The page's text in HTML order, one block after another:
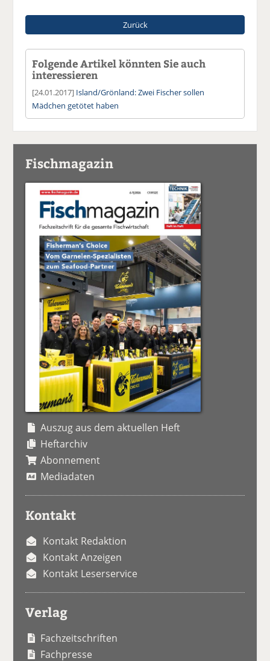
Zurück
Folgende Artikel könnten Sie auch
interessieren
[24.01.2017] Island/Grönland: Zwei Fischer sollen
Mädchen getötet haben
Fischmagazin
Auszug aus dem aktuellen Heft
Heftarchiv
Abonnement
Mediadaten
Kontakt
Kontakt Redaktion
Kontakt Anzeigen
Kontakt Leserservice
Verlag
Fachzeitschriften
Fachpresse